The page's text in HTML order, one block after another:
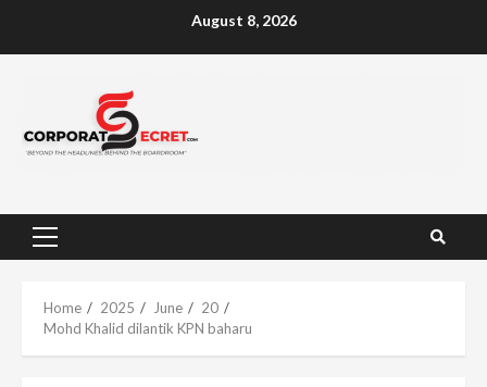
August 8, 2026
Primary
Home 2025 June
20
Mohd Khalid dilantik KPN baharu